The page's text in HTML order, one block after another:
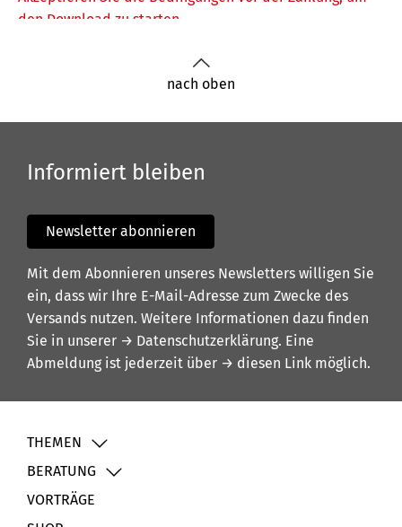
nach oben
Informiert bleiben
Newsletter abonnieren
Mit dem Abonnieren unseres Newsletters willigen Sie
ein, dass wir Ihre E-Mail-Adresse zum Zwecke des
Versands nutzen. Weitere Informationen dazu finden
Sie in unserer → Datenschutzerklärung. Eine
Abmeldung ist jederzeit über → diesen Link möglich.
THEMEN
BERATUNG
VORTRÄGE